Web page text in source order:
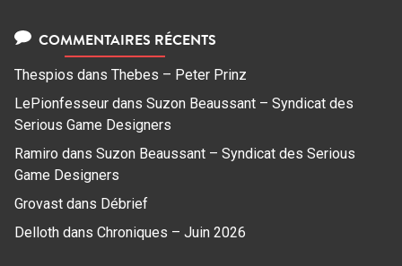
COMMENTAIRES RÉCENTS
Thespios dans Thebes – Peter Prinz
LePionfesseur dans Suzon Beaussant – Syndicat des
Serious Game Designers
Ramiro dans Suzon Beaussant – Syndicat des Serious
Game Designers
Grovast dans Débrief
Delloth dans Chroniques – Juin 2026